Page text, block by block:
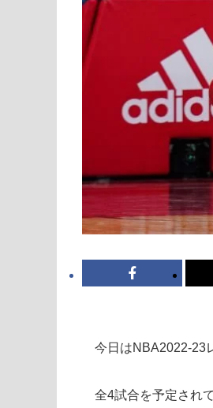
今日はNBA2022-23
全4試合を予定され